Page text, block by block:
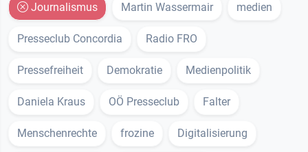
Journalismus Martin Wassermair medien
Presseclub Concordia Radio FRO
Pressefreiheit Demokratie Medienpolitik
Daniela Kraus OÖ Presseclub Falter
Menschenrechte frozine Digitalisierung